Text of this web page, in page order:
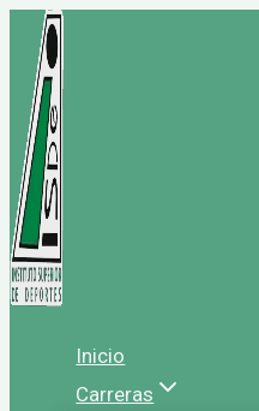
Saltar
contenido
Inicio
Carreras